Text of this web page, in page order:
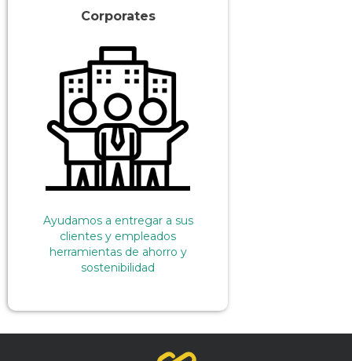
Corporates
Ayudamos a entregar a sus
clientes y empleados
herramientas de ahorro y
sostenibilidad